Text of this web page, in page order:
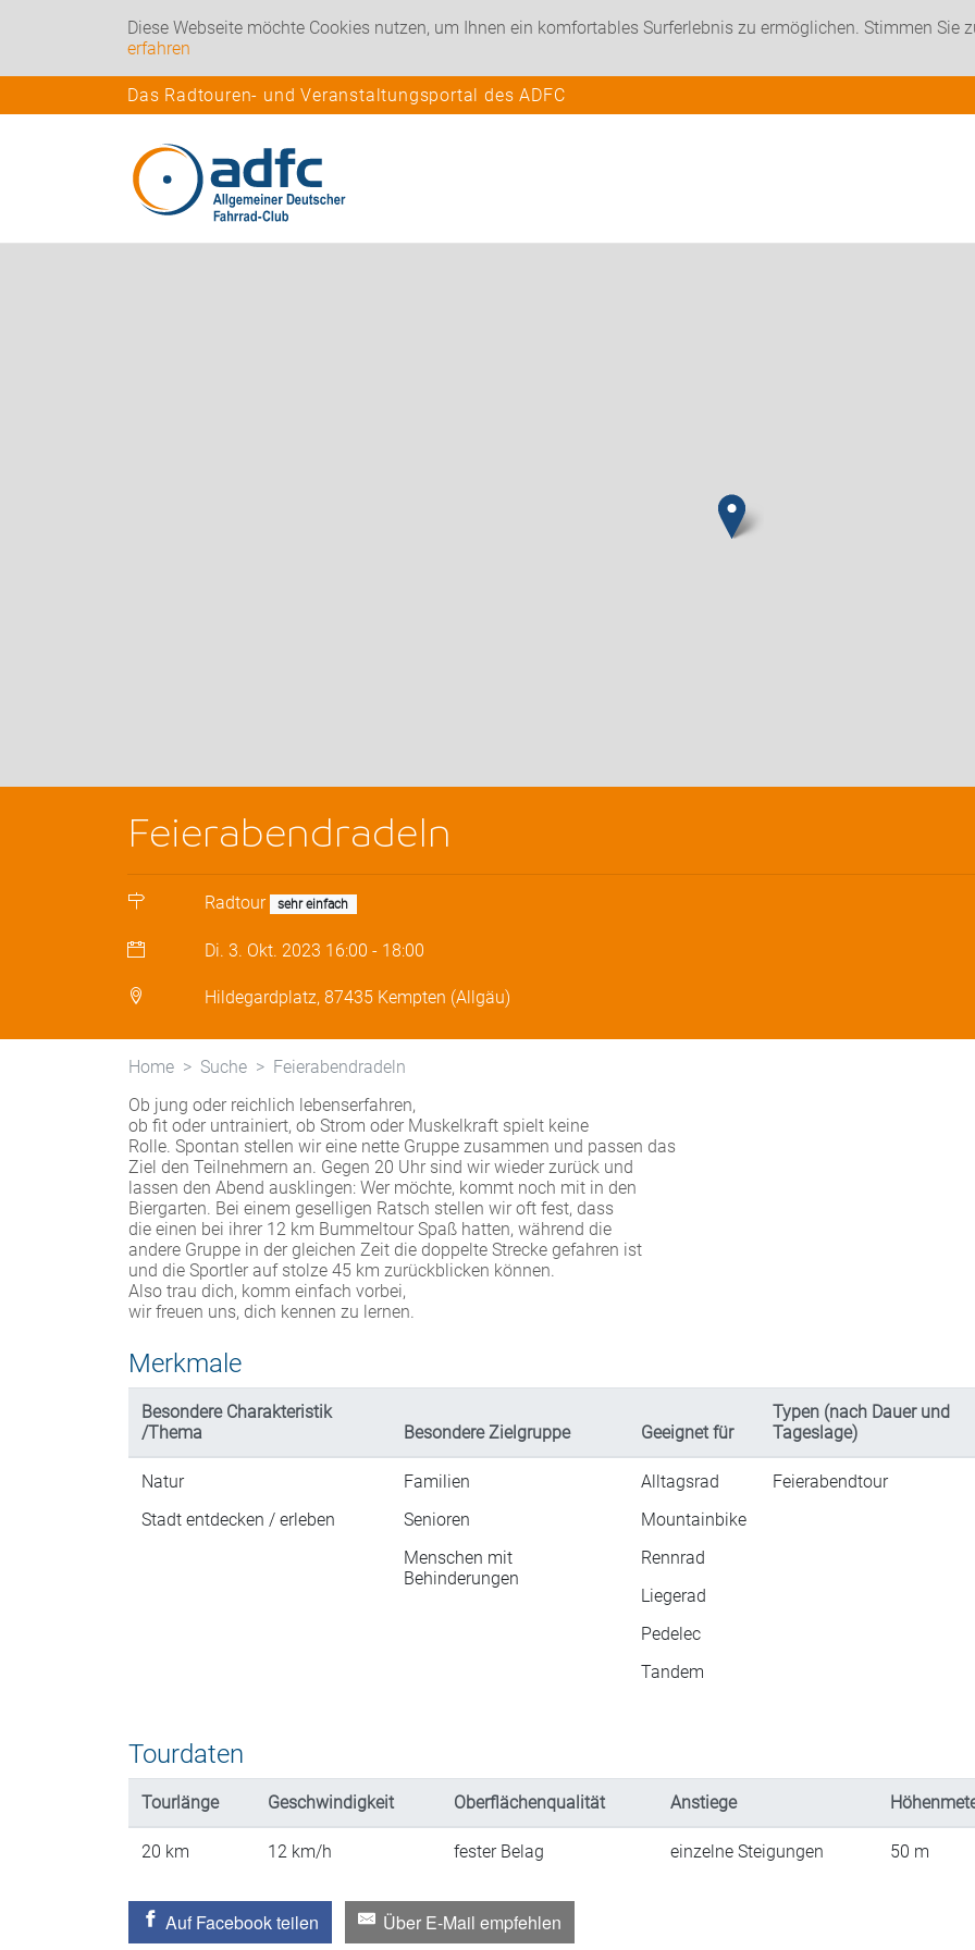
Diese Webseite möchte Cookies nutzen, um Ihnen ein komfortables Surferlebnis zu ermöglichen. Stimmen Sie
erfahren
Das Radtouren- und Veranstaltungsportal des ADFC
Feierabendradeln
Radtour sehr einfach
Di. 3. Okt. 2023 16:00 - 18:00
Hildegardplatz, 87435 Kempten (Allgäu)
Home Suche
Feierabendradeln
Ob jung oder reichlich lebenserfahren,
ob fit oder untrainiert, ob Strom oder Muskelkraft spielt keine
Rolle. Spontan stellen wir eine nette Gruppe zusammen und passen das
Ziel den Teilnehmern an. Gegen 20 Uhr sind wir wieder zurück und
lassen den Abend ausklingen: Wer möchte, kommt noch mit in den
Biergarten. Bei einem geselligen Ratsch stellen wir oft fest, dass
die einen bei ihrer 12 km Bummeltour Spaß hatten, während die
andere Gruppe in der gleichen Zeit die doppelte Strecke gefahren ist
und die Sportler auf stolze 45 km zurückblicken können.
Also trau dich, komm einfach vorbei,
wir freuen uns, dich kennen zu lernen.
Merkmale
Besondere Charakteristik
/Thema
Besondere Zielgruppe Geeignet für
Typen (nach Dauer und
Tageslage)
Natur
Stadt entdecken / erleben
Familien
Senioren
Menschen mit
Behinderungen
Alltagsrad
Mountainbike
Rennrad
Liegerad
Pedelec
Tandem
Feierabendtour
Tourdaten
Tourlänge Geschwindigkeit Oberflächenqualität Anstiege
20 km 12 km/h fester Belag einzelne Steigungen 50 m
Auf Facebook teilen Über E-Mail empfehlen